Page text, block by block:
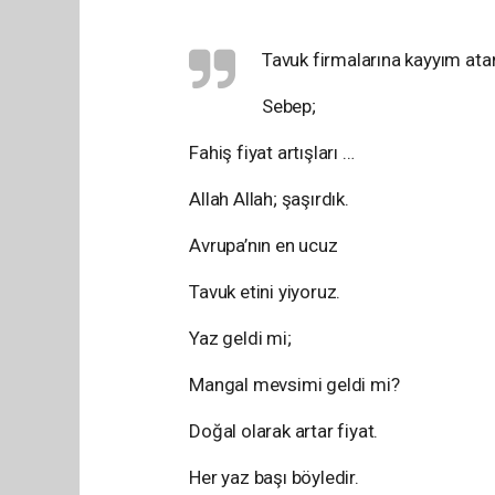
Tavuk firmalarına kayyım
Sebep;
Fahiş fiyat artışları …
Allah Allah; şaşırdık.
Avrupa’nın en ucuz
Tavuk etini yiyoruz.
Yaz geldi mi;
Mangal mevsimi geldi mi?
Doğal olarak artar fiyat.
Her yaz başı böyledir.